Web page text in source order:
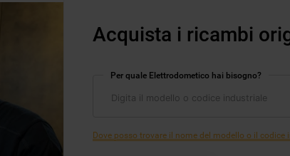
Acquista i ricambi
Per quale Elettrodometico hai bisogno?
Dove posso trovare il nome del modello o il